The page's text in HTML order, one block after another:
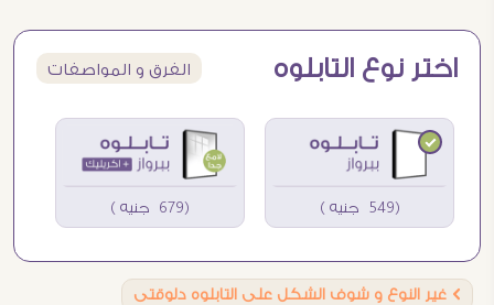
اختر نوع التابلوه الفرق و المواصفات
(549 جنيه ) (679 جنيه )
Ö غير النوع و شوف الشكل على التابلوه دلوقتى